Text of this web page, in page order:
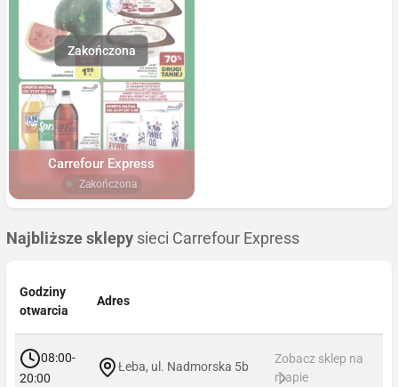
Carrefour Express
Zakończona
Najbliższe sklepy sieci Carrefour Express
Godziny
otwarcia
Adres
08:00-
20:00
Łeba, ul. Nadmorska 5b
Zobacz sklep na
mapie